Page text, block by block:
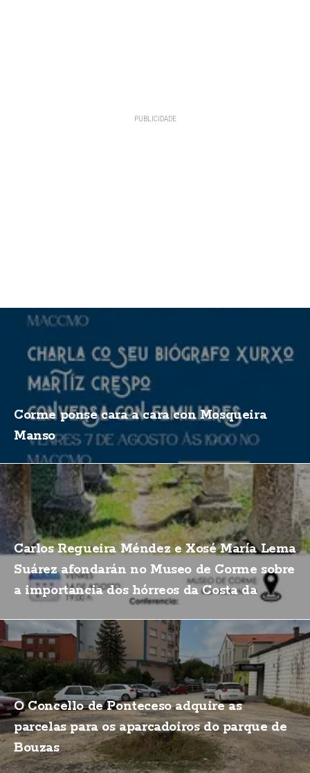
Corme ponse cara a cara con Mosqueira
Manso
Carlos Regueira Méndez e Xosé María Lema
Suárez afondarán no Museo de Corme sobre
a importancia dos hórreos da Costa da
O Concello de Ponteceso adquire as
parcelas para os aparcadoiros do parque de
Bouzas